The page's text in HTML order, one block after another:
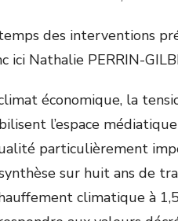
des interventions
ici Nathalie PERRIN-
économique, la
l’espace
particulièrement
sur huit ans de
climatique à